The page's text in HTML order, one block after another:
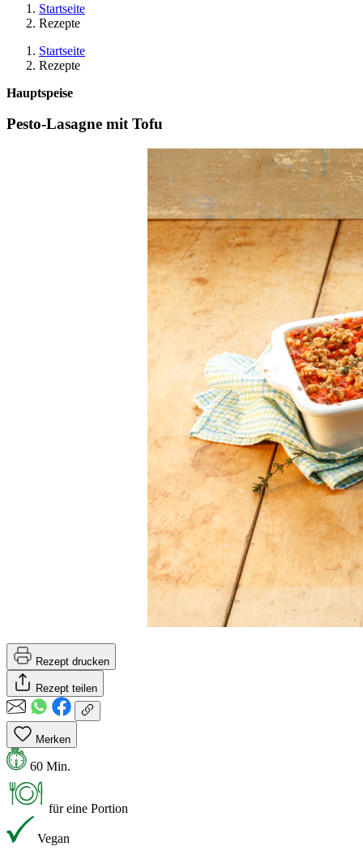
Startseite
Rezepte
Startseite
Rezepte
Hauptspeise
Pesto-Lasagne mit Tofu
Rezept drucken
Rezept teilen
Merken
60 Min.
für eine Portion
Vegan